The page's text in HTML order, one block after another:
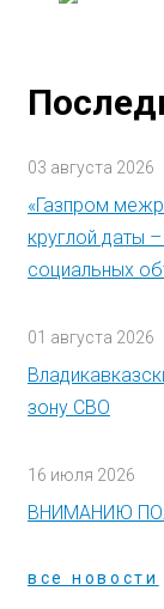
03 августа 2026
«Газпром
круглой даты
социальных
01 августа 2026
зону СВО
16 июля 2026
ВНИМАНИЮ
все новости